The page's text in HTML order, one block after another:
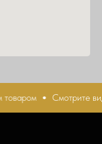
Смотрите